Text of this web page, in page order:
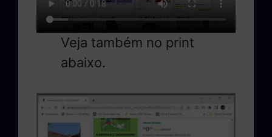
Veja também no print
abaixo.